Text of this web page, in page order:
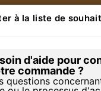
à la liste de
d'aide pour
commande ?
questions